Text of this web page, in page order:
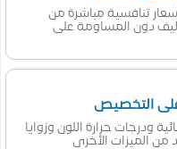
تنافسية مباشرة من
دون المساومة على
التخصيص
ودرجات حرارة اللون وزوايا
الميزات الأخرى